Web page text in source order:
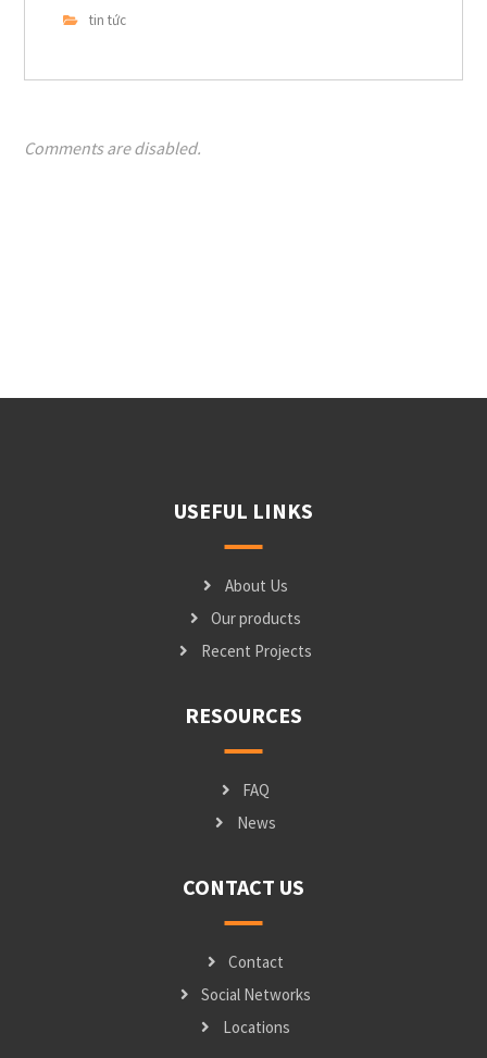
tin tức
Comments are disabled.
USEFUL LINKS
About Us
Our products
Recent Projects
RESOURCES
FAQ
News
CONTACT US
Contact
Social Networks
Locations